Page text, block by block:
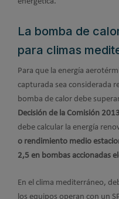
La bomba de
para climas
Para que la energía
capturada sea considerada
bomba de calor debe
Decisión de la Comisión
debe calcular la energía
o rendimiento medio
2,5 en bombas accionadas
En el clima mediterráneo,
los equipos operan con un